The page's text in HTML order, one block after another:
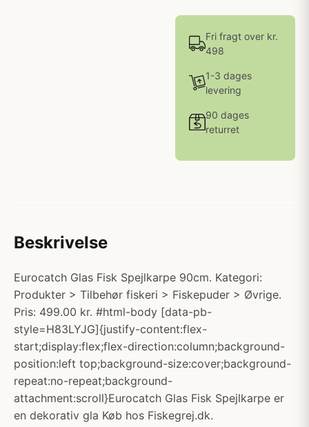
Fri fragt over kr.
498
1-3 dages
levering
90 dages
returret
Beskrivelse
Eurocatch Glas Fisk Spejlkarpe 90cm. Kategori:
Produkter > Tilbehør fiskeri > Fiskepuder > Øvrige.
Pris: 499.00 kr. #html-body [data-pb-
style=H83LYJG]{justify-content:flex-
start;display:flex;flex-direction:column;background-
position:left top;background-size:cover;background-
repeat:no-repeat;background-
attachment:scroll}Eurocatch Glas Fisk Spejlkarpe er
en dekorativ gla Køb hos Fiskegrej.dk.